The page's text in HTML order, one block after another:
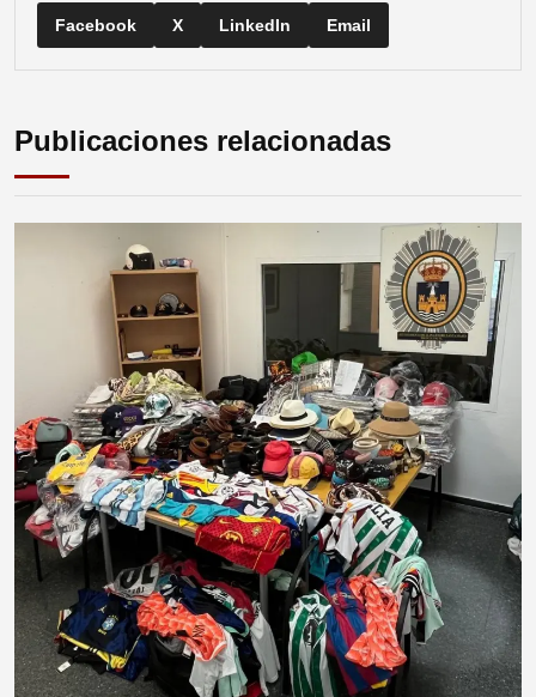
Facebook X LinkedIn Email
Publicaciones relacionadas